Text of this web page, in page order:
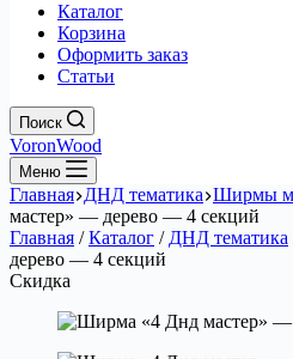
Каталог
Корзина
Оформить заказ
Статьи
Поиск
VoronWood
Меню
Главная ДНД тематика Ширмы
мастер» — дерево — 4 секций
Главная / Каталог / ДНД тематика
дерево — 4 секций
Скидка